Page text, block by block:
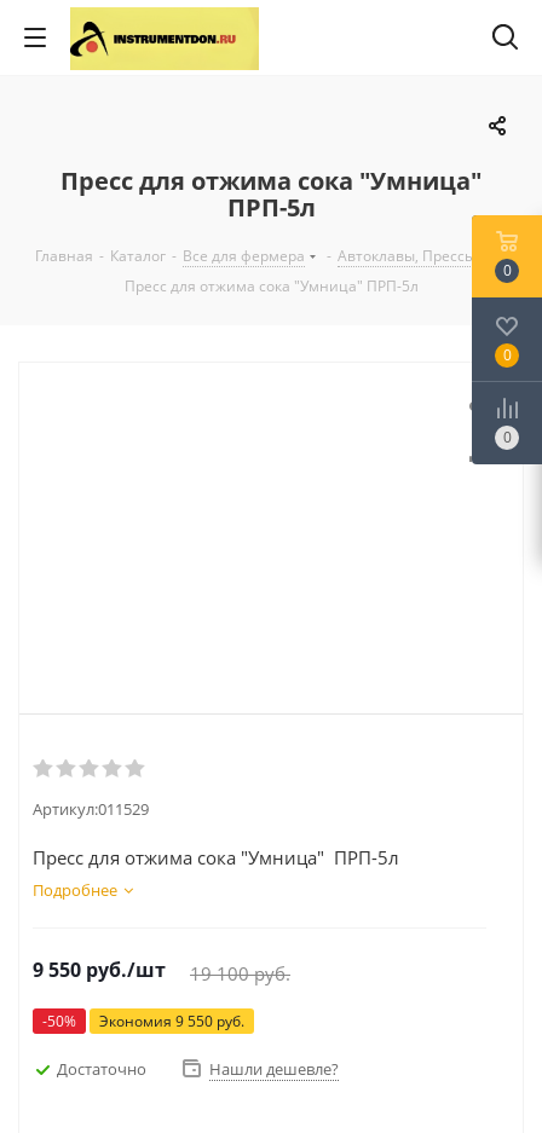
Пресс для отжима сока "Умница"
ПРП-5л
Главная - Каталог - Все для фермера - Автоклавы, Прессы
-
Пресс для отжима сока "Умница" ПРП-5л
Артикул:011529
Пресс для отжима сока "Умница" ПРП-5л
Подробнее
9 550 руб./шт 19 100руб.
-50% Экономия 9 550 руб.
Достаточно Нашли дешевле?
0
0
0